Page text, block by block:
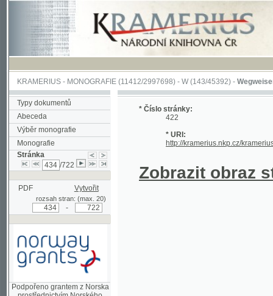
KRAMERIUS-MONOGRAFIE(11412/2997698) -W (143/45392)-Wegweiser durch
Typy dokumentů
Abeceda
Výběr monografie
Monografie
Stránka
/722
PDF Vytvořit
rozsah stran: (max. 20)
Podpořeno grantem z Norska
prostřednictvím Norského
* Číslo stránky:
422
* URI:
http://kramerius.nkp.cz/kramerius/